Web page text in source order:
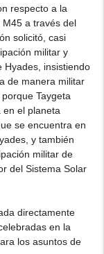
respecto a la
a través del
solicitó, casi
militar y
Hyades, insistiendo
de manera militar
Taygeta
en el planeta
se encuentra en
y también
militar de
del Sistema Solar
directamente
en la
los asuntos de